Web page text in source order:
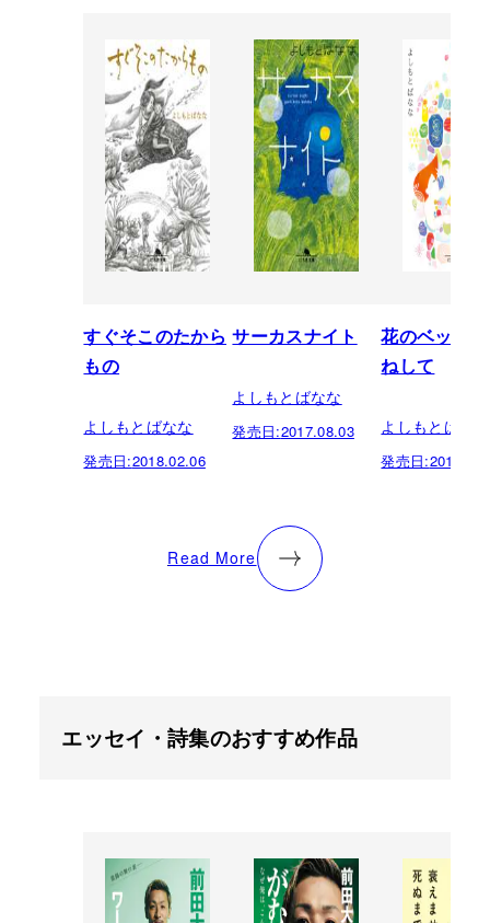
すぐそこのたから
もの
よしもとばなな
発売日:2018.02.06
サーカスナイト
よしもとばなな
発売日:2017.08.03
花のベッド
ねして
よしもとばなな
発売日:
Read More
エッセイ・詩集のおすすめ作品